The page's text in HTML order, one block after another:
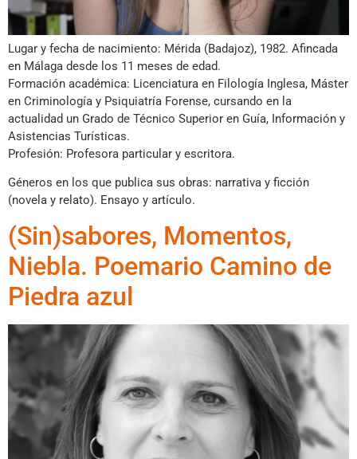
Lugar y fecha de nacimiento: Mérida (Badajoz), 1982. Afincada
en Málaga desde los 11 meses de edad.
Formación académica: Licenciatura en Filología Inglesa, Máster
en Criminología y Psiquiatría Forense, cursando en la
actualidad un Grado de Técnico Superior en Guía, Información y
Asistencias Turísticas.
Profesión: Profesora particular y escritora.
Géneros en los que publica sus obras: narrativa y ficción
(novela y relato). Ensayo y artículo.
(Sin)sabores, Momentos,
Niebla. Poemario Camino de
Piedra azul